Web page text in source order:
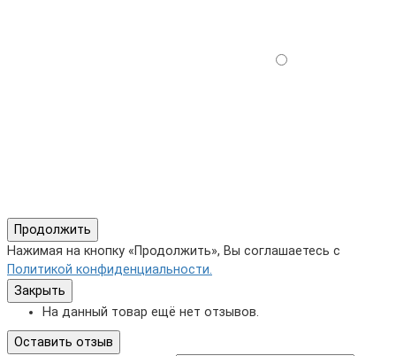
Продолжить
Нажимая на кнопку «Продолжить», Вы соглашаетесь с
Политикой конфиденциальности.
Закрыть
На данный товар ещё нет отзывов.
Оставить отзыв